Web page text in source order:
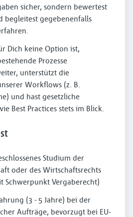
sicher, sondern bewertest
begleitest gegebenenfalls
Dich keine Option ist,
Prozesse
unterstützt die
Workflows (z. B.
und hast gesetzliche
Best Practices stets im Blick.
Studium der
oder des Wirtschaftsrechts
Schwerpunkt Vergaberecht)
(3 - 5 Jahre) bei der
Aufträge, bevorzugt bei EU-